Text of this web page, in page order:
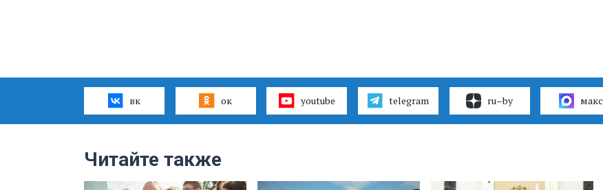
вк ок youtube telegram ru–by макс
Читайте также